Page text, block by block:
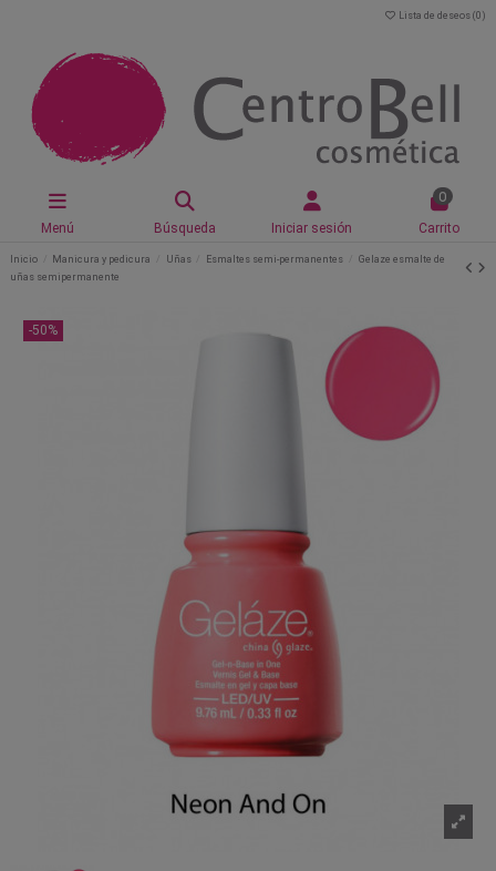
Lista de deseos (0 )
Menú Búsqueda Iniciar sesión
0
Carrito
Inicio Manicura y pedicura Uñas Esmaltes semi-permanentes
Gelaze esmalte de
uñas semipermanente
-50%